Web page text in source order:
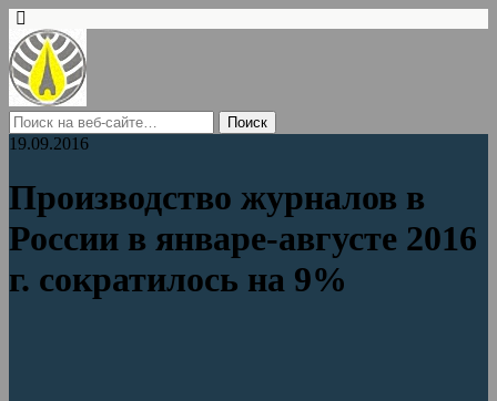
19.09.2016
Производство журналов в
России в январе-августе 2016
г. сократилось на 9%